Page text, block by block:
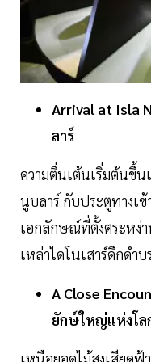
Arrival at Isla
ลาร์
ความตื่นเต้นเริ่มต้นขึ้น
นูบลาร์ กับประตูทางเ
เอกลักษณ์ที่ตั้งตระหง่
เหล่าไดโนเสาร์ดึกดำ
A Close
ยักษ์ใหญ่แห่งโล